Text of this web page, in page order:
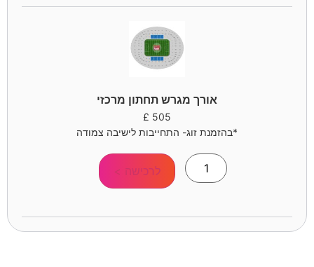
אורך מגרש תחתון מרכזי
505
£
*בהזמנת זוג- התחייבות לישיבה צמודה
לרכישה >